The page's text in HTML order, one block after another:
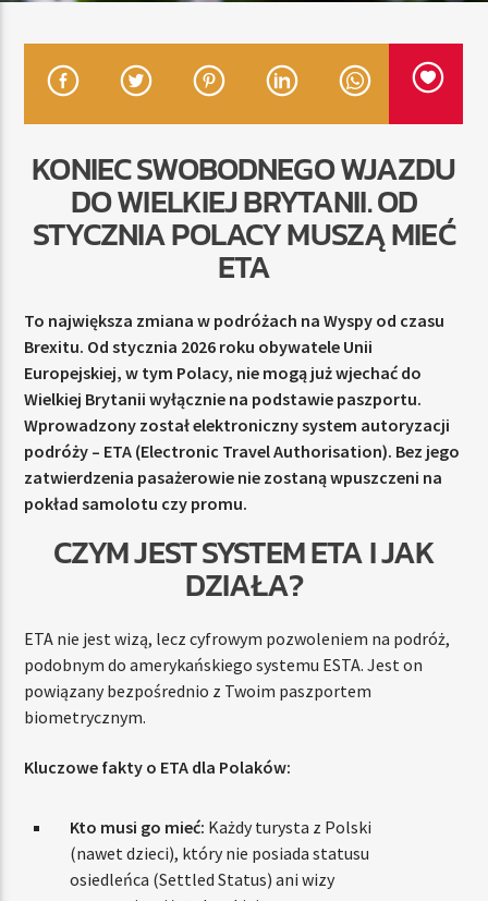
TERAZ
RADIO STREFA MUZY
KONIEC SWOBODNEGO WJAZDU
DO WIELKIEJ BRYTANII. OD
STYCZNIA POLACY MUSZĄ MIEĆ
ETA
To największa zmiana w podróżach na Wyspy od czasu
Brexitu. Od stycznia 2026 roku obywatele Unii
Europejskiej, w tym Polacy, nie mogą już wjechać do
Wielkiej Brytanii wyłącznie na podstawie paszportu.
Wprowadzony został elektroniczny system autoryzacji
podróży – ETA (Electronic Travel Authorisation). Bez jego
zatwierdzenia pasażerowie nie zostaną wpuszczeni na
pokład samolotu czy promu.
CZYM JEST SYSTEM ETA I JAK
DZIAŁA?
ETA nie jest wizą, lecz cyfrowym pozwoleniem na podróż,
podobnym do amerykańskiego systemu ESTA. Jest on
powiązany bezpośrednio z Twoim paszportem
biometrycznym.
Kluczowe fakty o ETA dla Polaków:
Kto musi go mieć: Każdy turysta z Polski
(nawet dzieci), który nie posiada statusu
osiedleńca (Settled Status) ani wizy